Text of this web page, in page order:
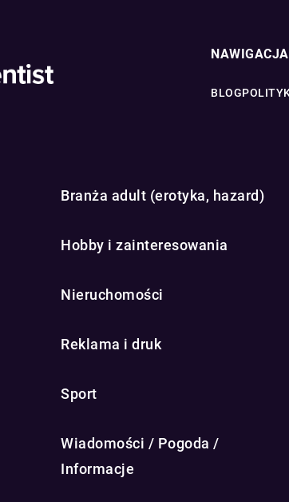
NAWIGACJA
BLOG
Branża adult (erotyka, hazard)
Hobby i zainteresowania
Nieruchomości
Reklama i druk
Sport
Wiadomości / Pogoda /
Informacje